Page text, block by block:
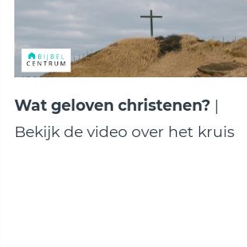
Wat geloven christenen? |
Bekijk de video over het kruis